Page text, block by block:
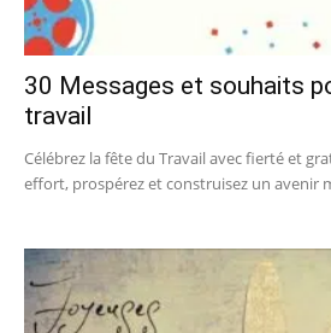
30 Messages et souhaits
travail
Célébrez la fête du Travail avec fierté et
effort, prospérez et construisez un avenir